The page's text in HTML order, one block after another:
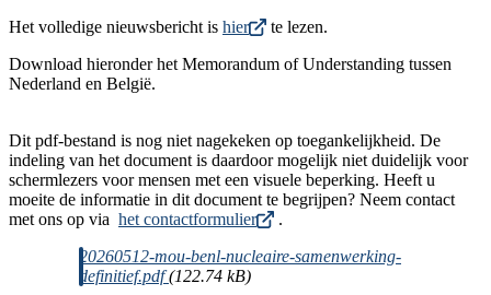
Het volledige nieuwsbericht is hier
te lezen.
Download hieronder het Memorandum of Understanding tussen
Nederland en België.
Dit pdf-bestand is nog niet nagekeken op toegankelijkheid. De
indeling van het document is daardoor mogelijk niet duidelijk voor
schermlezers voor mensen met een visuele beperking. Heeft u
moeite de informatie in dit document te begrijpen? Neem contact
met ons op via het contactformulier
.
Document
20260512-mou-benl-nucleaire-samenwerking-
definitief.pdf(122.74 kB)